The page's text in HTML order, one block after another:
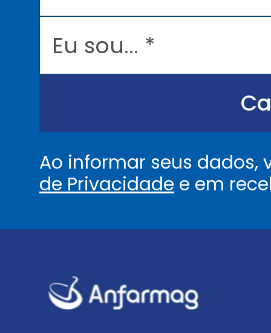
lE
.
Ao informar seus
de Privacidade e em